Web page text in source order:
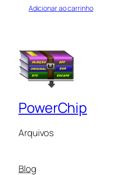
Adicionar ao carrinho
PowerChip
Arquivos
Blog